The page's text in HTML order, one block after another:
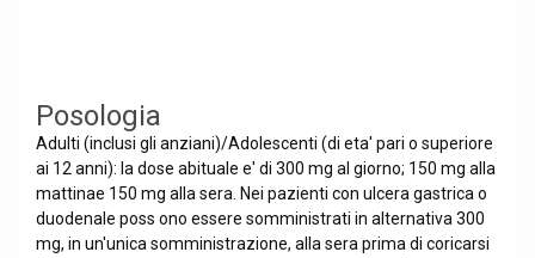
Posologia
Adulti (inclusi gli anziani)/Adolescenti (di eta' pari o superiore
ai 12 anni): la dose abituale e' di 300 mg al giorno; 150 mg alla
mattinae 150 mg alla sera. Nei pazienti con ulcera gastrica o
duodenale poss ono essere somministrati in alternativa 300
mg, in un'unica somministrazione, alla sera prima di coricarsi